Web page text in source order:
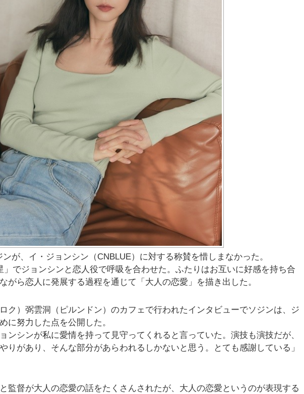
が、イ・ジョンシン（CNBLUE）に対する称賛を惜しまなかった。
」でジョンシンと恋人役で呼吸を合わせた。ふたりはお互いに好感を持ち合
がら恋人に発展する過程を通じて「大人の恋愛」を描き出した。
ク）弼雲洞（ピルンドン）のカフェで行われたインタビューでソジンは、ジ
に努力した点を公開した。
ンシンが私に愛情を持って見守ってくれると言っていた。演技も演技だが、
りがあり、そんな部分があらわれるしかないと思う。とても感謝している」
監督が大人の恋愛の話をたくさんされたが、大人の恋愛というのが表現する